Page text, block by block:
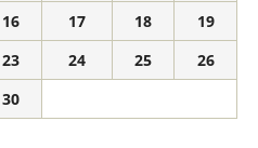
16 17 18
19
23 24 25
26
30